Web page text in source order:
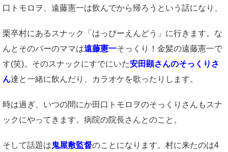
口トモロヲ、遠藤憲一は飲んでから帰ろうという話になり、
栗卒村にあるスナック「はっぴーえんどう」に行きます。な
んとそのバーのママは遠藤憲一そっくり！金髪の遠藤憲一で
す(笑)。そのスナックにすでにいた安田顕さんのそっくりさ
ん達と一緒に飲んだり、カラオケを歌ったりします。
時は過ぎ、いつの間にか田口トモロヲのそっくりさんもスナ
ックにやってきます。病院の院長さんとのこと。
そして話題は鬼屋敷監督のことになります。村に来たのは4